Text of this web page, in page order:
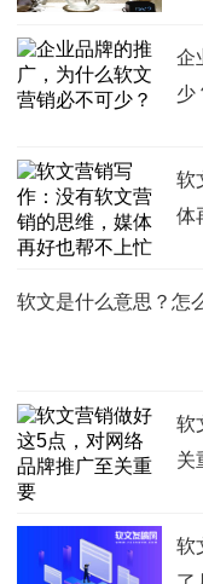
企
少
软
体
软文是什么意思？怎
软
关
软